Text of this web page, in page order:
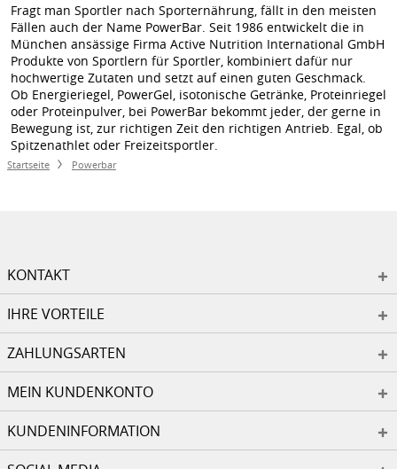
Fragt man Sportler nach Sporternährung, fällt in den meisten
Fällen auch der Name PowerBar. Seit 1986 entwickelt die in
München ansässige Firma Active Nutrition International GmbH
Produkte von Sportlern für Sportler, kombiniert dafür nur
hochwertige Zutaten und setzt auf einen guten Geschmack.
Ob Energieriegel, PowerGel, isotonische Getränke, Proteinriegel
oder Proteinpulver, bei PowerBar bekommt jeder, der gerne in
Bewegung ist, zur richtigen Zeit den richtigen Antrieb. Egal, ob
Spitzenathlet oder Freizeitsportler.
Startseite Powerbar
KONTAKT
IHRE VORTEILE
ZAHLUNGSARTEN
MEIN KUNDENKONTO
KUNDENINFORMATION